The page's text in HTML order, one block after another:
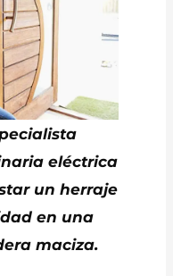
eléctrica
un herraje
en una
maciza.